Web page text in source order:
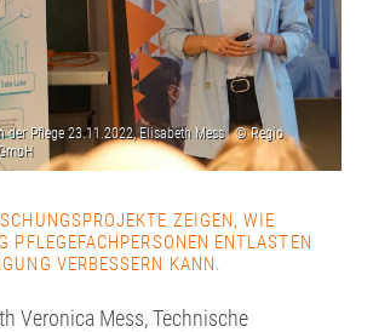
ZEIGEN, WIE
PFLEGEFACHPERSONEN ENTLASTEN
VERBESSERN KANN.
Veronica Mess, Technische